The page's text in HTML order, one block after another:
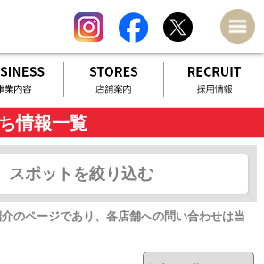
情報一覧
スポットを絞り込む
のページであり、各店舗への問い合わせは当